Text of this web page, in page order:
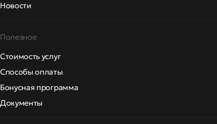
Новости
Полезное
Стоимость услуг
Способы оплаты
Бонусная программа
Документы